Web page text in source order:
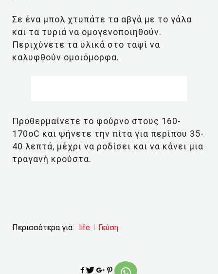
Σε ένα μπολ χτυπάτε τα αβγά με το γάλα
και τα τυριά να ομογενοποιηθούν.
Περιχύνετε τα υλικά στο ταψί να
καλυφθούν ομοιόμορφα.
Προθερμαίνετε το φούρνο στους 160-
170οC και ψήνετε την πίτα για περίπου 35-
40 λεπτά, μέχρι να ροδίσει και να κάνει μια
τραγανή κρούστα.
Περισσότερα για: life Γεύση